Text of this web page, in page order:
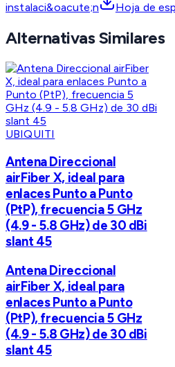
instalaci&oacute;n
Hoja de
Alternativas Similares
UBIQUITI
Antena Direccional
airFiber X, ideal para
enlaces Punto a Punto
(PtP), frecuencia 5 GHz
(4.9 - 5.8 GHz) de 30 dBi
slant 45
Antena Direccional
airFiber X, ideal para
enlaces Punto a Punto
(PtP), frecuencia 5 GHz
(4.9 - 5.8 GHz) de 30 dBi
slant 45